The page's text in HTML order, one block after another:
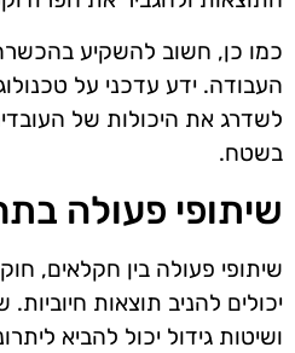
כמו כן, חשוב להשקיע
העבודה. ידע עדכני על
לשדרג את היכולות של
בשטח.
שיתופי פעולה
שיתופי פעולה בין חקלאים,
יכולים להניב תוצאות
ושיטות גידול יכול להביא